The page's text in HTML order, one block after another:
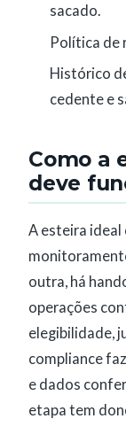
sacado.
Política de
Histórico
cedente e
Como a
deve
A esteira ideal
outra, há
operações
elegibilidade,
compliance
e dados
etapa tem